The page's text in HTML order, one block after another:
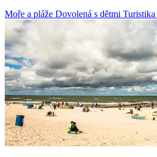
Moře a pláže Dovolená s dětmi Turistika